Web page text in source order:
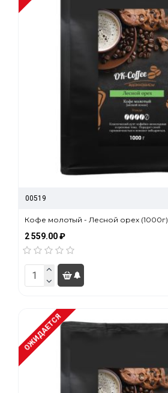
00519
Кофе молотый - Лесной орех (1000г)
2 559.00 ₽
ОЖИДАЕТСЯ